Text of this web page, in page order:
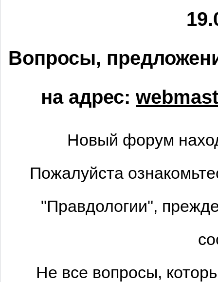
Вопросы,
на адрес:
Новый форум
Пожалуйста
"Правдологии",
Не все вопросы,